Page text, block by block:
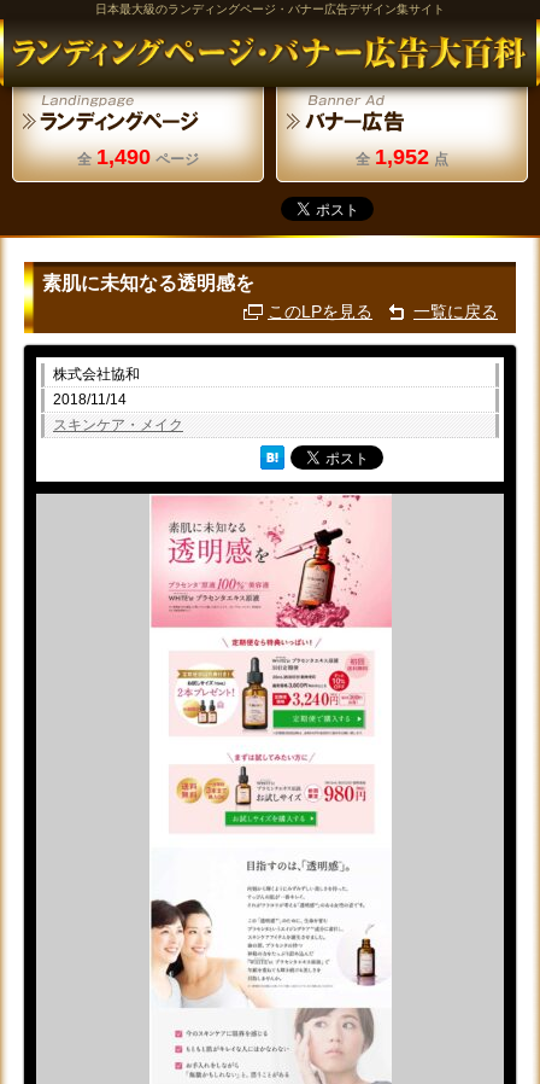
日本最大級のランディングページ・バナー広告デザイン集サイト
全 1,490 ページ 全 1,952 点
素肌に未知なる透明感を
このLPを見る 一覧に戻る
株式会社協和
2018/11/14
スキンケア・メイク